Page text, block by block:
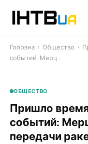
Головна › Общество ›
событий: Мерц…
ОБЩЕСТВО
​Пришло
событий:
передачи